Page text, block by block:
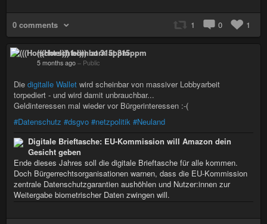
0 comments 1 0 1
(((Horschtel))) born at 315ppm
5 months ago – Public
Die digitalle Wallet wird scheinbar von massiver Lobbyarbeit
torpediert - und wird damit unbrauchbar...
Geldinteressen mal wieder vor Bürgerinteressen :-(
#Datenschutz #dsgvo #netzpolitik #Neuland
Digitale Brieftasche: EU-Kommission will Amazon dein
Gesicht geben
Ende dieses Jahres soll die digitale Brieftasche für alle kommen.
Doch Bürgerrechtsorganisationen warnen, dass die EU-Kommission
zentrale Datenschutzgarantien aushöhlen und Nutzer:innen zur
Weitergabe biometrischer Daten zwingen will.